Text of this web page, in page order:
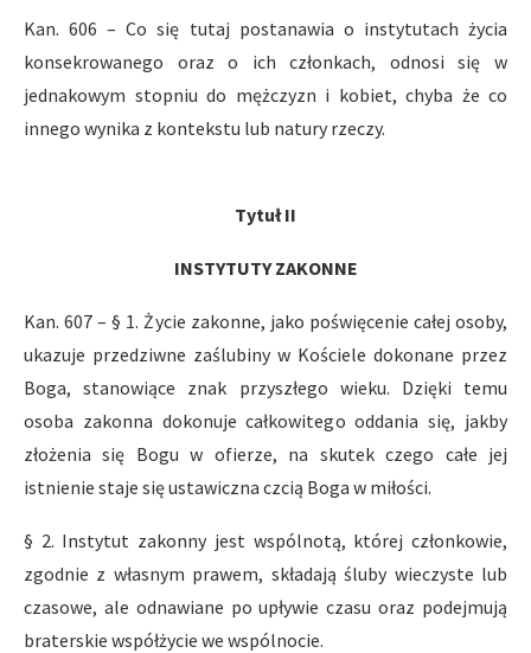
Kan. 606 – Co się tutaj postanawia o instytutach życia
konsekrowanego oraz o ich członkach, odnosi się w
jednakowym stopniu do mężczyzn i kobiet, chyba że co
innego wynika z kontekstu lub natury rzeczy.
Tytuł II
INSTYTUTY ZAKONNE
Kan. 607 – § 1. Życie zakonne, jako poświęcenie całej osoby,
ukazuje przedziwne zaślubiny w Kościele dokonane przez
Boga, stanowiące znak przyszłego wieku. Dzięki temu
osoba zakonna dokonuje całkowitego oddania się, jakby
złożenia się Bogu w ofierze, na skutek czego całe jej
istnienie staje się ustawiczna czcią Boga w miłości.
§ 2. Instytut zakonny jest wspólnotą, której członkowie,
zgodnie z własnym prawem, składają śluby wieczyste lub
czasowe, ale odnawiane po upływie czasu oraz podejmują
braterskie współżycie we wspólnocie.